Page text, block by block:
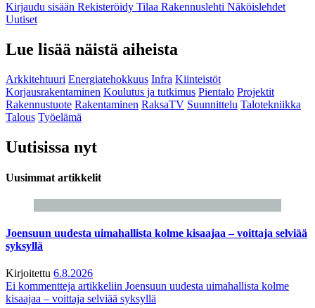
Kirjaudu sisään Rekisteröidy Tilaa Rakennuslehti Näköislehdet
Uutiset
Lue lisää näistä aiheista
Arkkitehtuuri Energiatehokkuus Infra Kiinteistöt
Korjausrakentaminen Koulutus ja tutkimus Pientalo Projektit
Rakennustuote Rakentaminen RaksaTV Suunnittelu Talotekniikka
Talous Työelämä
Uutisissa nyt
Uusimmat artikkelit
Joensuun uudesta uimahallista kolme kisaajaa – voittaja selviää
syksyllä
Kirjoitettu 6.8.2026
Ei kommentteja artikkeliin Joensuun uudesta uimahallista kolme
kisaajaa – voittaja selviää syksyllä